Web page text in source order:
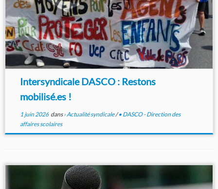
Intersyndicale DASCO : Restons
mobilisé.es !
1 juin 2026dans› Actualité syndicale/• DASCO - Direction des
affaires scolaires